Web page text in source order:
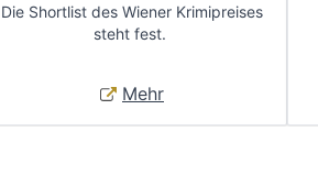
Die Shortlist des Wiener Krimipreises
steht fest.
Mehr